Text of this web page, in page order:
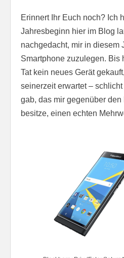
Erinnert Ihr Euch noch? Ich
Jahresbeginn hier im Blog
nachgedacht, mir in diesem
Smartphone zuzulegen. Bis
Tat kein neues Gerät
seinerzeit erwartet –
gab, das mir gegenüber
besitze, einen echten